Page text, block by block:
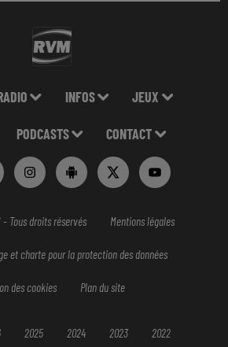
INFOS JEUX
PODCASTS CONTACT
- Tous droits réservés Mentions légales
et charte pour la protection des données
des cookies Plan du site
2025 2024 2023 2022